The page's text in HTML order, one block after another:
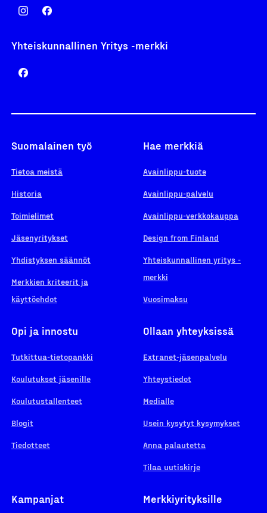
Yhteiskunnallinen Yritys -merkki
Suomalainen työ
Tietoa meistä
Historia
Toimielimet
Jäsenyritykset
Yhdistyksen säännöt
Merkkien kriteerit ja
käyttöehdot
Hae merkkiä
Avainlippu-tuote
Avainlippu-palvelu
Avainlippu-verkkokauppa
Design from Finland
Yhteiskunnallinen yritys -
merkki
Vuosimaksu
Opi ja innostu
Tutkittua-tietopankki
Koulutukset jäsenille
Koulutustallenteet
Blogit
Tiedotteet
Ollaan yhteyksissä
Extranet-jäsenpalvelu
Yhteystiedot
Medialle
Usein kysytyt kysymykset
Anna palautetta
Tilaa uutiskirje
Kampanjat Merkkiyrityksille